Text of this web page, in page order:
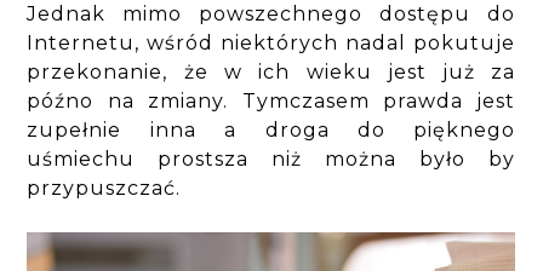
Jednak mimo powszechnego dostępu do
Internetu, wśród niektórych nadal pokutuje
przekonanie, że w ich wieku jest już za
późno na zmiany. Tymczasem prawda jest
zupełnie inna a droga do pięknego
uśmiechu prostsza niż można było by
przypuszczać.